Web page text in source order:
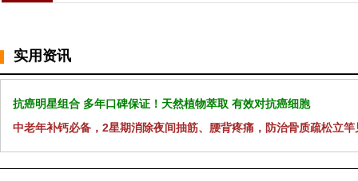
实用资讯
抗癌明星组合 多年口碑保证！天然植物萃取 有效对抗癌细胞
中老年补钙必备，2星期消除夜间抽筋、腰背疼痛，防治骨质疏松立竿